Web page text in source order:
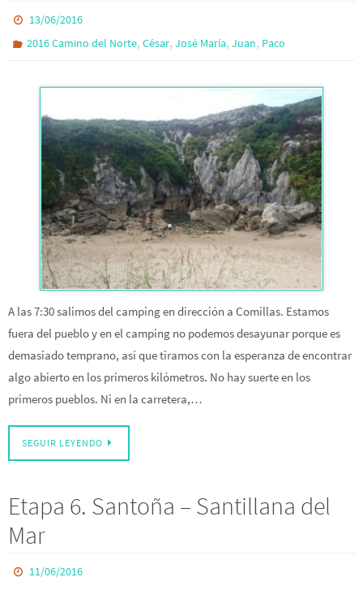
13/06/2016
2016 Camino del Norte,César,José María,Juan, Paco
A las 7:30 salimos del camping en dirección a Comillas. Estamos
fuera del pueblo y en el camping no podemos desayunar porque es
demasiado temprano, así que tiramos con la esperanza de encontrar
algo abierto en los primeros kilómetros. No hay suerte en los
primeros pueblos. Ni en la carretera,…
SEGUIR LEYENDO
Etapa 6. Santoña – Santillana del
Mar
11/06/2016